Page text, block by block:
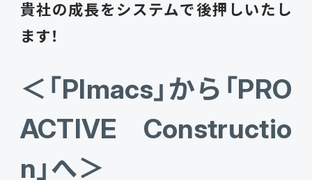
固定資産管理
経費
CO₂排出量算定
卸売・商社
素材・素材加工 PROACTIVE Material Process
電機・機械 PROACTIVE Electrical Machinery
建設 PROACTIVE Construction
ニュース・トピックス
貴社の成長をシステムで後押しいたし
ます！
＜「PImacs」から「PRO
ACTIVE Constructio
n」へ＞